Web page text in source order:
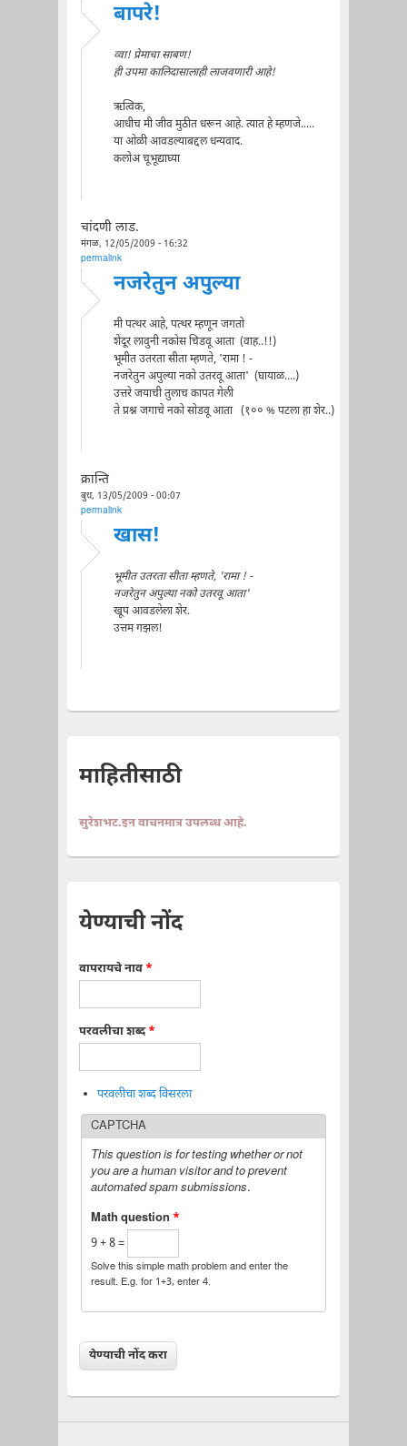
बापरे!
व्वा! प्रेमाचा साबण!
ही उपमा कालिदासालाही लाजवणारी आहे!
ऋत्विक,
आधीच मी जीव मुठीत धरून आहे. त्यात हे म्हणजे.....
या ओळी आवडल्याबद्दल धन्यवाद.
कलोअ चूभूद्याघ्या
चांदणी लाड.
मंगळ, 12/05/2009 - 16:32
permalink
नजरेतुन अपुल्या
मी पत्थर आहे, पत्थर म्हणून जगतो
शेंदूर लावुनी नकोस चिडवू आता (वाह..!!)
भूमीत उतरता सीता म्हणते, 'रामा ! -
नजरेतुन अपुल्या नको उतरवू आता' (घायाळ....)
उत्तरे जयाची तुलाच कापत गेली
ते प्रश्न जगाचे नको सोडवू आता (१०० % पटला हा शेर..)
क्रान्ति
बुध, 13/05/2009 - 00:07
permalink
खास!
भूमीत उतरता सीता म्हणते, 'रामा ! -
नजरेतुन अपुल्या नको उतरवू आता'
खूप आवडलेला शेर.
उत्तम गझल!
माहितीसाठी
सुरेशभट.इन वाचनमात्र उपलब्ध आहे.
येण्याची नोंद
वापरायचे नाव *
परवलीचा शब्द*
परवलीचा शब्द विसरला
CAPTCHA
This question is for testing whether or not
you are a human visitor and to prevent
automated spam submissions.
Math question *
9 + 8 =
Solve this simple math problem and enter the
result. E.g. for 1+3, enter 4.